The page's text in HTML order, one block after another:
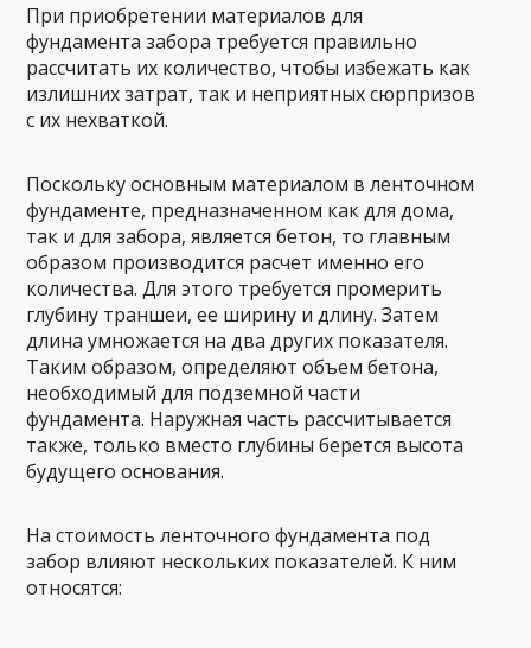
При приобретении материалов для
фундамента забора требуется правильно
рассчитать их количество, чтобы избежать как
излишних затрат, так и неприятных сюрпризов
с их нехваткой.
Поскольку основным материалом в ленточном
фундаменте, предназначенном как для дома,
так и для забора, является бетон, то главным
образом производится расчет именно его
количества. Для этого требуется промерить
глубину траншеи, ее ширину и длину. Затем
длина умножается на два других показателя.
Таким образом, определяют объем бетона,
необходимый для подземной части
фундамента. Наружная часть рассчитывается
также, только вместо глубины берется высота
будущего основания.
На стоимость ленточного фундамента под
забор влияют нескольких показателей. К ним
относятся: